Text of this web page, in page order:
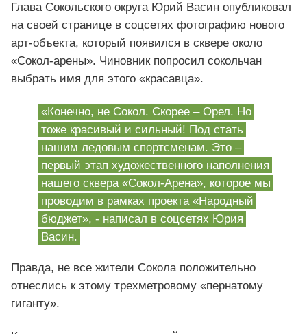
Глава Сокольского округа Юрий Васин опубликовал
на своей странице в соцсетях фотографию нового
арт-объекта, который появился в сквере около
«Сокол-арены». Чиновник попросил сокольчан
выбрать имя для этого «красавца».
«Конечно, не Сокол. Скорее – Орел. Но
тоже красивый и сильный! Под стать
нашим ледовым спортсменам. Это –
первый этап художественного наполнения
нашего сквера «Сокол-Арена», которое мы
проводим в рамках проекта «Народный
бюджет», - написал в соцсетях Юрия
Васин.
Правда, не все жители Сокола положительно
отнеслись к этому трехметровому «пернатому
гиганту».